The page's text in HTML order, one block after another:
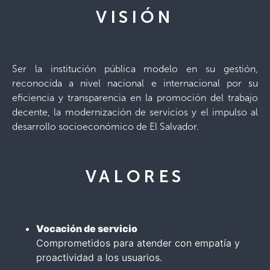
VISIÓN
Ser la institución pública modelo en su gestión,
reconocida a nivel nacional e internacional por su
eficiencia y transparencia en la promoción del trabajo
decente, la modernización de servicios y el impulso al
desarrollo socioeconómico de El Salvador.
VALORES
Vocación de servicio
Comprometidos para atender con empatía y
proactividad a los usuarios.